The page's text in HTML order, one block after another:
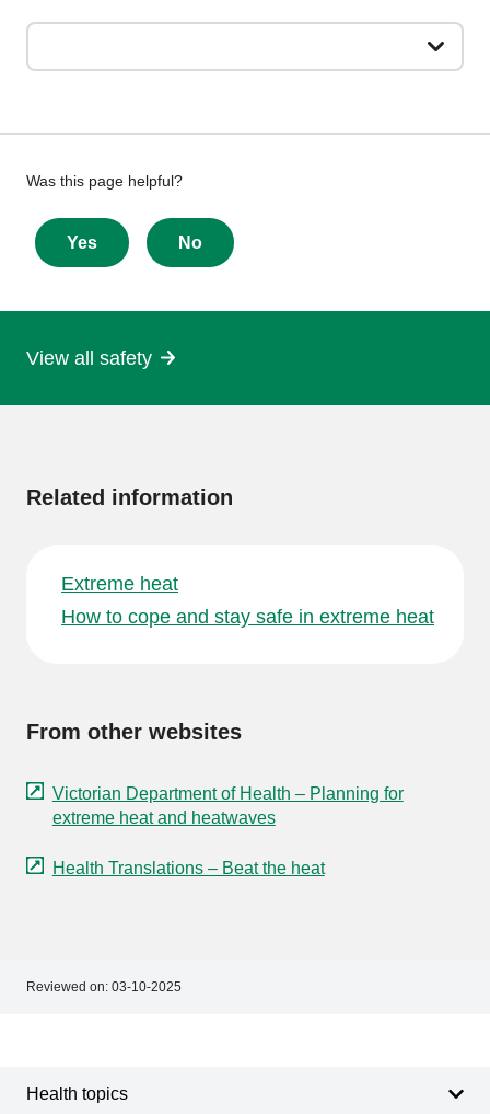
Give
feedback
about
Was this page helpful?
Yes No
View all safety
Related information
Extreme heat
How to cope and stay safe in extreme heat
From other websites
Victorian Department of Health – Planning for
extreme heat and heatwaves
Health Translations – Beat the heat
Reviewed on: 03-10-2025
Health topics